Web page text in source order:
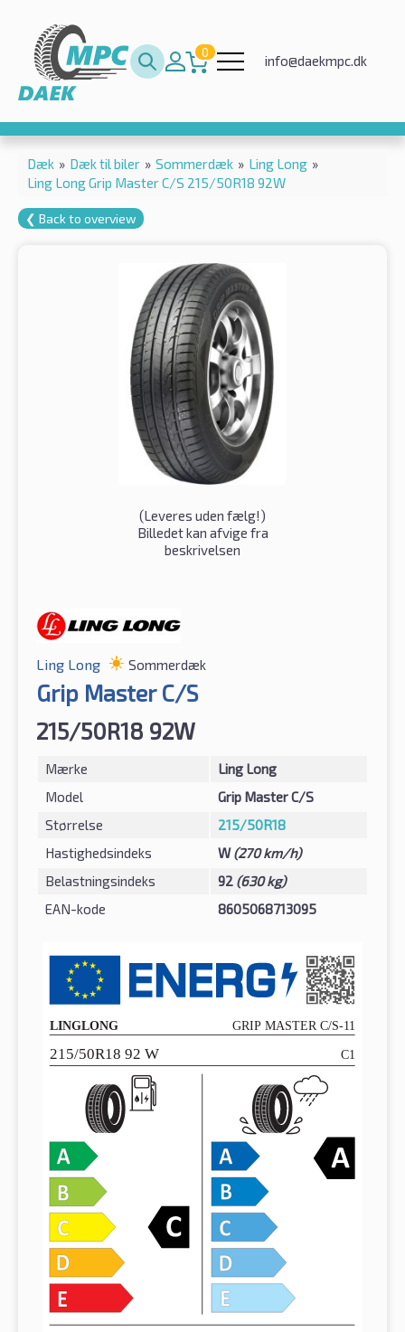
0
info@daekmpc.dk
Dæk » Dæk til biler » Sommerdæk » Ling Long »
Ling Long Grip Master C/S 215/50R18 92W
❮ Back to overview
(Leveres uden fælg!)
Billedet kan afvige fra
beskrivelsen
Ling Long Sommerdæk
Grip Master C/S
215/50R18 92W
Mærke
Ling Long
Model
Grip Master C/S
Størrelse
215/50R18
Hastighedsindeks
W(270 km/h)
Belastningsindeks
92 (630 kg)
EAN-kode
8605068713095